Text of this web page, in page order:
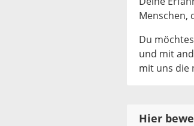
Menschen,
Du
und mit
mit uns die
Hier